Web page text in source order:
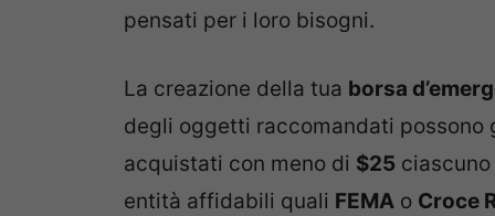
pensati per i loro bisogni.
La creazione della tua borsa
degli oggetti raccomandati possono
acquistati con meno di $25
entità affidabili quali FEMA o Croce